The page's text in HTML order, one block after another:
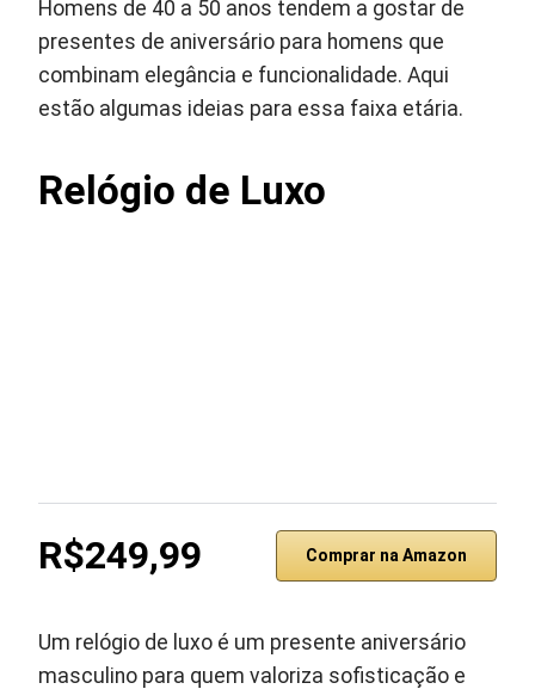
Homens de 40 a 50 anos tendem a gostar de
presentes de aniversário para homens que
combinam elegância e funcionalidade. Aqui
estão algumas ideias para essa faixa etária.
Relógio de Luxo
R$249,99 Comprar na Amazon
Um relógio de luxo é um presente aniversário
masculino para quem valoriza sofisticação e